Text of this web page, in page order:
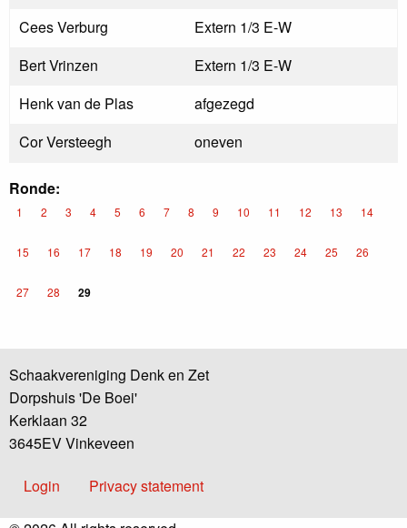
Cees Verburg
Extern 1/3 E-W
Bert Vrinzen
Extern 1/3 E-W
Henk van de Plas
afgezegd
Cor Versteegh
oneven
Ronde:
1 2 3 4 5 6 7 8 9 10 11 12 13 14
15 16 17 18 19 20 21 22 23 24 25 26
27 28 29
Schaakvereniging Denk en Zet
Dorpshuis 'De Boei'
Kerklaan 32
3645EV Vinkeveen
Voet
Login Privacy statement